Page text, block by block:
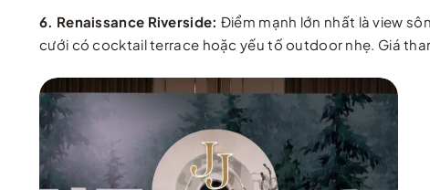
6. Renaissance Riverside: Điểm mạnh lớn nhất là view
cưới có cocktail terrace hoặc yếu tố outdoor nhẹ. Giá